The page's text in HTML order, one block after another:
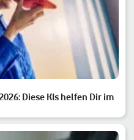
Diese KIs helfen Dir im